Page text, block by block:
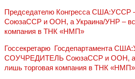
Председателю Конгресса
СоюзаССР и ООН, а Украина/УНР –
компания в ТНК «НМП»
Госсекретарю‎ ‎ Госдепартамента
СОУЧРЕДИТЕЛЬ СоюзаССР и ООН, а
лишь торговая компания в ТНК «НМП»